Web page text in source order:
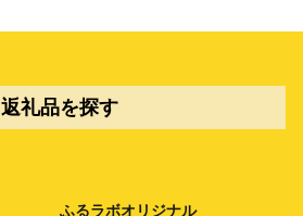
返礼品を探す
ふるラボオリジナル